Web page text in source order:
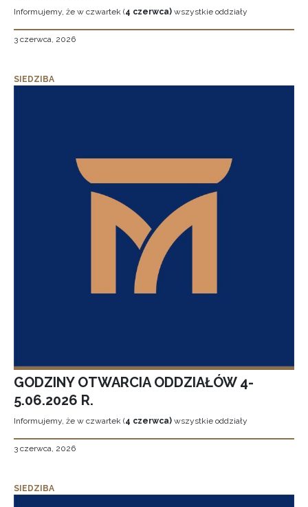
Informujemy, że w czwartek (4 czerwca) wszystkie oddziały
3 czerwca, 2026
SIEDZIBA
GODZINY OTWARCIA ODDZIAŁÓW 4-
5.06.2026 R.
Informujemy, że w czwartek (4 czerwca) wszystkie oddziały
3 czerwca, 2026
SIEDZIBA